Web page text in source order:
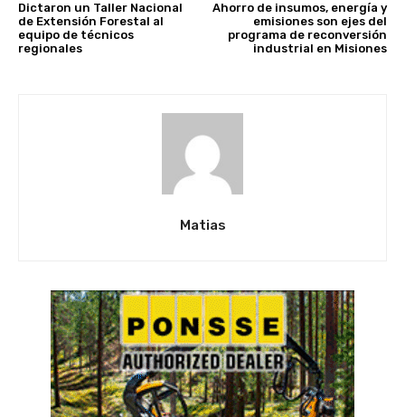
Dictaron un Taller Nacional
de Extensión Forestal al
equipo de técnicos
regionales
Ahorro de insumos, energía y
emisiones son ejes del
programa de reconversión
industrial en Misiones
Matias